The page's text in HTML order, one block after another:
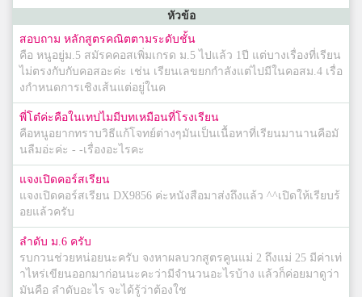
หัวข้อ
สอบถาม หลักสูตรคณิตตามระดับชั้น
คือ หนูอยู่ม.5 สมัรคคอสเพิ่มเกรด ม.5 ไปแล้ว 1ปี แต่บางเรื่องที่เรียน
ไม่ตรงกับกับคอสอะค่ะ เช่น เรียนเลขยกกำลังแต่ไปมีในคอสม.4 เรื่อ
งกำหนดการเชิงเส้นแต่อยู่ในค
พี่โต๋ค่ะคือในเทปไมมีบทเหมือนที่โรงเรียน
คือหนูอยากทราบวิธีแก้โจทย์ต่างๆมันเป็นเนื้อหาที่เรียนมานานคือมั
นลืมอ่ะค่ะ - -เรื่องอะไรคะ
แจงเปิดคอร์สเรียน
แจงเปิดคอร์สเรียน DX9856 ค่ะหนังสือมาส่งถึงแล้ว ^^เปิดให้เรียบร้
อยแล้วครับ
ลำดับ ม.6 ครับ
รบกวนช่วยหน่อยนะครับ จงหาผลบวกสูตรคูนแม่ 2 ถึงแม่ 25 มีค่าเท่
าไหร่เขียนออกมาก่อนนะคะว่ามีจำนวนอะไรบ้าง แล้วก็ค่อยมาดูว่า
มันคือ ลำดับอะไร จะได้รู้ว่าต้องใช